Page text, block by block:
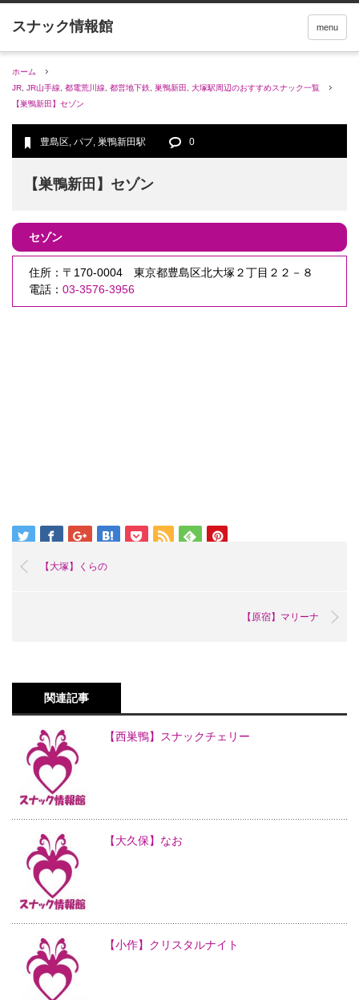
menu
ホーム
JR JR山手線 都電荒川線 都営地下鉄 巣鴨新田
大塚駅周辺のおすすめスナック一覧
【巣鴨新田】セゾン
豊島区, パブ, 巣鴨新田駅 0
【巣鴨新田】セゾン
セゾン
住所：〒170-0004 東京都豊島区北大塚２丁目２２－８
電話： 03-3576-3956
【大塚】くらの
【原宿】マリーナ
関連記事
【西巣鴨】スナックチェリー
【大久保】なお
【小作】クリスタルナイト